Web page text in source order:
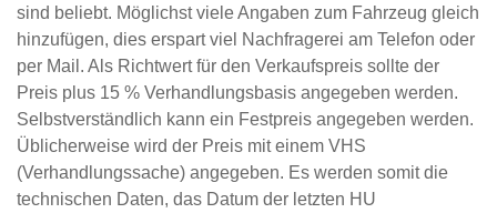
sind beliebt. Möglichst viele Angaben zum Fahrzeug gleich
hinzufügen, dies erspart viel Nachfragerei am Telefon oder
per Mail. Als Richtwert für den Verkaufspreis sollte der
Preis plus 15 % Verhandlungsbasis angegeben werden.
Selbstverständlich kann ein Festpreis angegeben werden.
Üblicherweise wird der Preis mit einem VHS
(Verhandlungssache) angegeben. Es werden somit die
technischen Daten, das Datum der letzten HU